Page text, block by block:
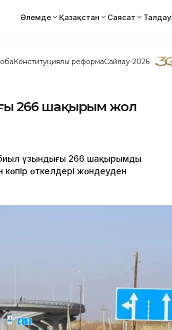
Әлемде Қазақстан Саясат Талдау
Конституциялық реформаСайлау-2026
266 шақырым жол
ұзындығы 266 шақырымды
өткелдері жөндеуден